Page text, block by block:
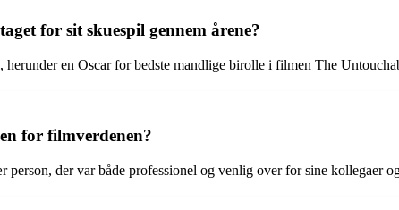
for sit skuespil gennem årene?
en Oscar for bedste mandlige birolle i filmen The
for filmverdenen?
der var både professionel og venlig over for sine kollegaer